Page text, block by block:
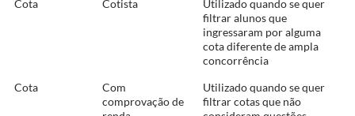
Cota
Cotista
Utilizado quando se quer
filtrar alunos que
ingressaram por alguma
cota diferente de ampla
concorrência
Cota
Com
comprovação de
Utilizado quando se quer
filtrar cotas que não